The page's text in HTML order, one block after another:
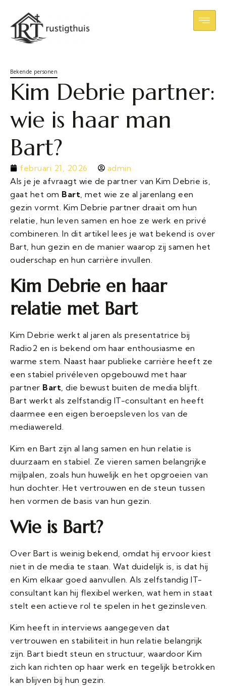
Bekende personen
Kim Debrie partner:
wie is haar man
Bart?
februari 21, 2026
admin
Als je je afvraagt wie de partner van Kim Debrie is,
gaat het om Bart , met wie ze al jarenlang een
gezin vormt. Kim Debrie partner draait om hun
relatie, hun leven samen en hoe ze werk en privé
combineren. In dit artikel lees je wat bekend is over
Bart, hun gezin en de manier waarop zij samen het
ouderschap en hun carrière invullen.
Kim Debrie en haar
relatie met Bart
Kim Debrie werkt al jaren als presentatrice bij
Radio2 en is bekend om haar enthousiasme en
warme stem. Naast haar publieke carrière heeft ze
een stabiel privéleven opgebouwd met haar
partner Bart , die bewust buiten de media blijft.
Bart werkt als zelfstandig IT-consultant en heeft
daarmee een eigen beroepsleven los van de
mediawereld.
Kim en Bart zijn al lang samen en hun relatie is
duurzaam en stabiel. Ze vieren samen belangrijke
mijlpalen, zoals hun huwelijk en het opgroeien van
hun dochter. Het vertrouwen en de steun tussen
hen vormen de basis van hun gezin.
Wie is Bart?
Over Bart is weinig bekend, omdat hij ervoor kiest
niet in de media te staan. Wat duidelijk is, is dat hij
en Kim elkaar goed aanvullen. Als zelfstandig IT-
consultant kan hij flexibel werken, wat hem in staat
stelt een actieve rol te spelen in het gezinsleven.
Kim heeft in interviews aangegeven dat
vertrouwen en stabiliteit in hun relatie belangrijk
zijn. Bart biedt steun en structuur, waardoor Kim
zich kan richten op haar werk en tegelijk betrokken
kan blijven bij hun gezin.